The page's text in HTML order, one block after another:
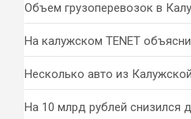
Объем грузоперевозок в
На калужском TENET
Несколько авто из
На 10 млрд рублей снизился